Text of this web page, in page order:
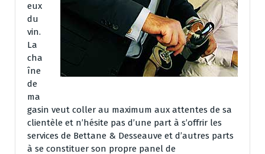
eux
du
vin.
La
cha
îne
de
ma
gasin veut coller au maximum aux attentes de sa
clientèle et n’hésite pas d’une part à s’offrir les
services de Bettane & Desseauve et d’autres parts
à se constituer son propre panel de